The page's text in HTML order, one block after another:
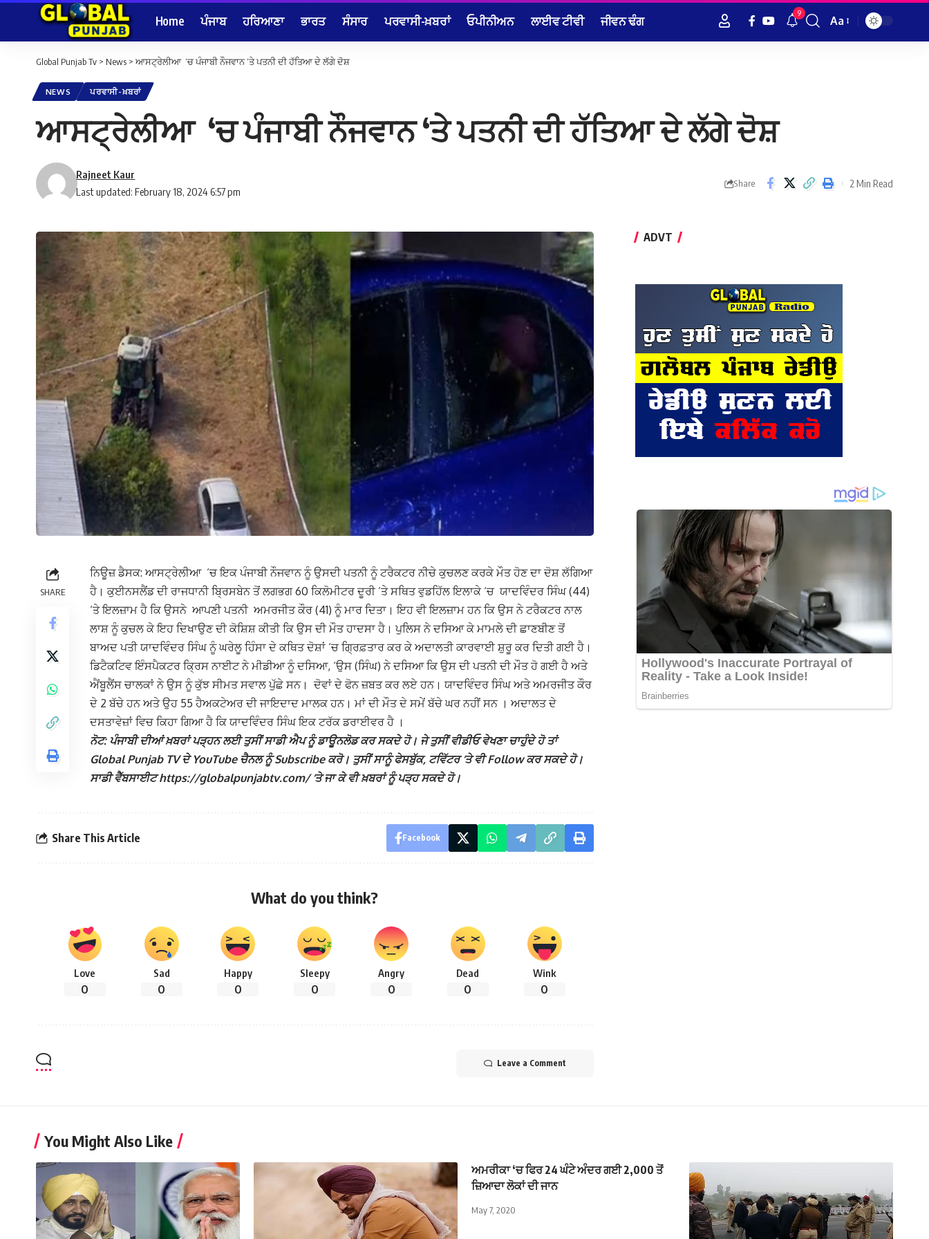
Home ਪੰਜਾਬ ਹਰਿਆਣਾ ਭਾਰਤ ਸੰਸਾਰ ਪਰਵਾਸੀ-ਖ਼ਬਰਾਂ ਓਪੀਨੀਅਨ ਲਾਈਵ ਟੀਵੀ ਜੀਵਨ ਢੰਗ 9
Font
Aa
Global Punjab Tv > News > ਆਸਟ੍ਰੇਲੀਆ ‘ਚ ਪੰਜਾਬੀ ਨੌਜਵਾਨ ‘ਤੇ ਪਤਨੀ ਦੀ ਹੱਤਿਆ ਦੇ ਲੱਗੇ ਦੋਸ਼
NEWS ਪਰਵਾਸੀ-ਖ਼ਬਰਾਂ
ਆਸਟ੍ਰੇਲੀਆ ‘ਚ ਪੰਜਾਬੀ ਨੌਜਵਾਨ ‘ਤੇ ਪਤਨੀ ਦੀ ਹੱਤਿਆ ਦੇ ਲੱਗੇ ਦੋਸ਼
Last updated: February 18, 2024 6:57 pm
Rajneet Kaur
Share 2 Min Read
SHARE
ਨਿਊਜ਼ ਡੈਸਕ: ਆਸਟ੍ਰੇਲੀਆ ‘ਚ ਇਕ ਪੰਜਾਬੀ ਨੌਜਵਾਨ ਨੂੰ ਉਸਦੀ ਪਤਨੀ ਨੂੰ ਟਰੈਕਟਰ ਨੀਚੇ ਕੁਚਲਣ ਕਰਕੇ ਮੌਤ ਹੋਣ ਦਾ ਦੋਸ਼ ਲੱਗਿਆ
ਹੈ। ਕੁਈਨਸਲੈਂਡ ਦੀ ਰਾਜਧਾਨੀ ਬ੍ਰਿਸਬੇਨ ਤੋਂ ਲਗਭਗ 60 ਕਿਲੋਮੀਟਰ ਦੂਰੀ ’ਤੇ ਸਥਿਤ ਵੁਡਹਿੱਲ ਇਲਾਕੇ ‘ਚ ਯਾਦਵਿੰਦਰ ਸਿੰਘ (44)
‘ਤੇ ਇਲਜ਼ਾਮ ਹੈ ਕਿ ਉਸਨੇ ਆਪਣੀ ਪਤਨੀ ਅਮਰਜੀਤ ਕੌਰ (41) ਨੂੰ ਮਾਰ ਦਿਤਾ। ਇਹ ਵੀ ਇਲਜ਼ਾਮ ਹਨ ਕਿ ਉਸ ਨੇ ਟਰੈਕਟਰ ਨਾਲ
ਲਾਸ਼ ਨੂੰ ਕੁਚਲ ਕੇ ਇਹ ਦਿਖਾਉਣ ਦੀ ਕੋਸ਼ਿਸ਼ ਕੀਤੀ ਕਿ ਉਸ ਦੀ ਮੌਤ ਹਾਦਸਾ ਹੈ। ਪੁਲਿਸ ਨੇ ਦਸਿਆ ਕੇ ਮਾਮਲੇ ਦੀ ਛਾਣਬੀਣ ਤੋਂ
ਬਾਅਦ ਪਤੀ ਯਾਦਵਿੰਦਰ ਸਿੰਘ ਨੂੰ ਘਰੇਲੂ ਹਿੰਸਾ ਦੇ ਕਥਿਤ ਦੋਸ਼ਾਂ ‘ਚ ਗ੍ਰਿਫ਼ਤਾਰ ਕਰ ਕੇ ਅਦਾਲਤੀ ਕਾਰਵਾਈ ਸ਼ੁਰੂ ਕਰ ਦਿਤੀ ਗਈ ਹੈ।
ਡਿਟੈਕਟਿਵ ਇੰਸਪੈਕਟਰ ਕ੍ਰਿਸ ਨਾਈਟ ਨੇ ਮੀਡੀਆ ਨੂੰ ਦਸਿਆ, ‘ਉਸ (ਸਿੰਘ) ਨੇ ਦਸਿਆ ਕਿ ਉਸ ਦੀ ਪਤਨੀ ਦੀ ਮੌਤ ਹੋ ਗਈ ਹੈ ਅਤੇ
ਐਂਬੂਲੈਂਸ ਚਾਲਕਾਂ ਨੇ ਉਸ ਨੂੰ ਕੁੱਝ ਸੀਮਤ ਸਵਾਲ ਪੁੱਛੇ ਸਨ। ਦੋਵਾਂ ਦੇ ਫੋਨ ਜ਼ਬਤ ਕਰ ਲਏ ਹਨ। ਯਾਦਵਿੰਦਰ ਸਿੰਘ ਅਤੇ ਅਮਰਜੀਤ ਕੌਰ
ਦੇ 2 ਬੱਚੇ ਹਨ ਅਤੇ ਉਹ 55 ਹੈਅਕਟੇਅਰ ਦੀ ਜਾਇਦਾਦ ਮਾਲਕ ਹਨ। ਮਾਂ ਦੀ ਮੌਤ ਦੇ ਸਮੇਂ ਬੱਚੇ ਘਰ ਨਹੀਂ ਸਨ । ਅਦਾਲਤ ਦੇ
ਦਸਤਾਵੇਜ਼ਾਂ ਵਿਚ ਕਿਹਾ ਗਿਆ ਹੈ ਕਿ ਯਾਦਵਿੰਦਰ ਸਿੰਘ ਇਕ ਟਰੱਕ ਡਰਾਈਵਰ ਹੈ ।
ਨੋਟ: ਪੰਜਾਬੀ ਦੀਆਂ ਖ਼ਬਰਾਂ ਪੜ੍ਹਨ ਲਈ ਤੁਸੀਂ ਸਾਡੀ ਐਪ ਨੂੰ ਡਾਊਨਲੋਡ ਕਰ ਸਕਦੇ ਹੋ। ਜੇ ਤੁਸੀਂ ਵੀਡੀਓ ਵੇਖਣਾ ਚਾਹੁੰਦੇ ਹੋ ਤਾਂ
Global Punjab TV ਦੇ YouTube ਚੈਨਲ ਨੂੰ Subscribe ਕਰੋ। ਤੁਸੀਂ ਸਾਨੂੰ ਫੇਸਬੁੱਕ, ਟਵਿੱਟਰ ‘ਤੇ ਵੀ Follow ਕਰ ਸਕਦੇ ਹੋ।
ਸਾਡੀ ਵੈੱਬਸਾਈਟ https://globalpunjabtv.com/ ‘ਤੇ ਜਾ ਕੇ ਵੀ ਖ਼ਬਰਾਂ ਨੂੰ ਪੜ੍ਹ ਸਕਦੇ ਹੋ।
Share This Article Facebook
What do you think?
Love
0
Sad
0
Happy
0
Sleepy
0
Angry
0
Dead
0
Wink
0
Leave a Comment
ADVT
You Might Also Like
ਅਮਰੀਕਾ ‘ਚ ਫਿਰ 24 ਘੰਟੇ ਅੰਦਰ ਗਈ 2,000 ਤੋਂ
ਜ਼ਿਆਦਾ ਲੋਕਾਂ ਦੀ ਜਾਨ
May 7, 2020